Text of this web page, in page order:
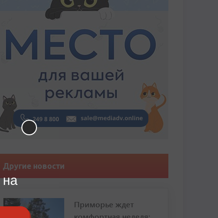
Другие новости
Приморье ждет